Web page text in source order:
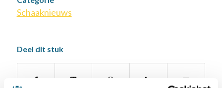
Schaaknieuws
Deel dit stuk